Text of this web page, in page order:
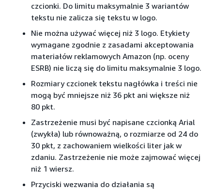
czcionki. Do limitu maksymalnie 3 wariantów
tekstu nie zalicza się tekstu w logo.
Nie można używać więcej niż 3 logo. Etykiety
wymagane zgodnie z zasadami akceptowania
materiałów reklamowych Amazon (np. oceny
ESRB) nie liczą się do limitu maksymalnie 3 logo.
Rozmiary czcionek tekstu nagłówka i treści nie
mogą być mniejsze niż 36 pkt ani większe niż
80 pkt.
Zastrzeżenie musi być napisane czcionką Arial
(zwykła) lub równoważną, o rozmiarze od 24 do
30 pkt, z zachowaniem wielkości liter jak w
zdaniu. Zastrzeżenie nie może zajmować więcej
niż 1 wiersz.
Przyciski wezwania do działania są